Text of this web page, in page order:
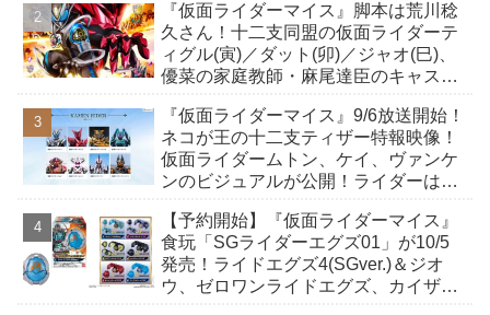
も！
『仮面ライダーマイス』脚本は荒川稔
久さん！十二支同盟の仮面ライダーテ
ィグル(寅)／ダット(卯)／ジャオ(巳)、
優菜の家庭教師・麻尾達臣のキャスト
んも変身！
『仮面ライダーマイス』9/6放送開始！
ネコが王の十二支ティザー特報映像！
仮面ライダームトン、ケイ、ヴァンケ
ンのビジュアルが公開！ライダーは子
【予約開始】『仮面ライダーマイス』
食玩「SGライダーエグズ01」が10/5
発売！ライドエグズ4(SGver.)＆ジオ
ウ、ゼロワンライドエグズ、カイザ、